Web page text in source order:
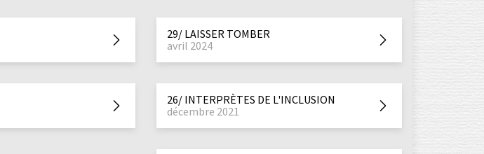
29/ LAISSER TOMBER
avril 2024
26/ INTERPRÈTES DE L'INCLUSION
décembre 2021